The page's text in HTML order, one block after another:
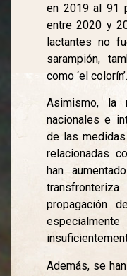
en 2019 al 91
entre 2020 y
lactantes no
sarampión,
como ‘el colorín’.
Asimismo, la
nacionales e
de las
relacionadas
han
propagación
Además, se